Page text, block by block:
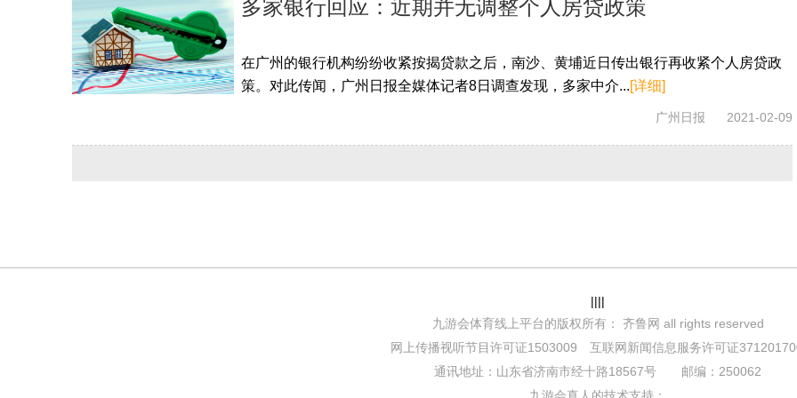
多家银行回应：近期并无调整个人房贷政策
在广州的银行机构纷纷收紧按揭贷款之后，南沙、黄埔近日传出银行再收紧个人房贷政
策。对此传闻，广州日报全媒体记者8日调查发现，多家中介...[详细]
广州日报 2021-02-09
||||
九游会体育线上平台的版权所有： 齐鲁网 all rights reserved
网上传播视听节目许可证1503009 互联网新闻信息服务许可证
通讯地址：山东省济南市经十路18567号 邮编：250062